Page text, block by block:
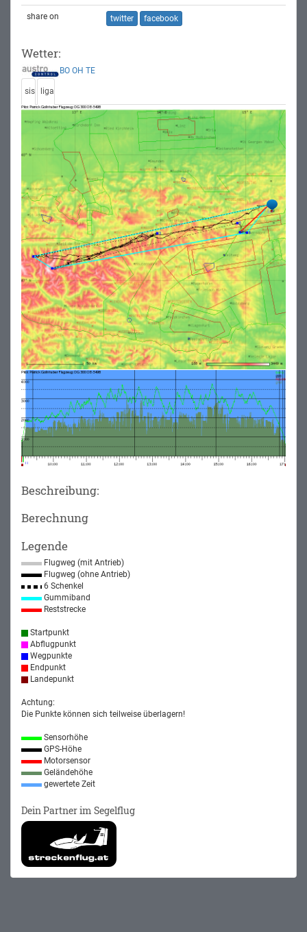
share on twitter facebook
Wetter:
BO OH TE
sis liga
Beschreibung:
Berechnung
Legende
Flugweg (mit Antrieb)
Flugweg (ohne Antrieb)
6 Schenkel
Gummiband
Reststrecke
Startpunkt
Abflugpunkt
Wegpunkte
Endpunkt
Landepunkt
Achtung:
Die Punkte können sich teilweise überlagern!
Sensorhöhe
GPS-Höhe
Motorsensor
Geländehöhe
gewertete Zeit
Dein Partner im Segelflug